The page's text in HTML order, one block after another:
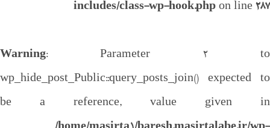
includes/class-wp-hook.php on line 287
Warning: Parameter 2 to
wp_hide_post_Public::query_posts_join() expected to
be a reference, value given in